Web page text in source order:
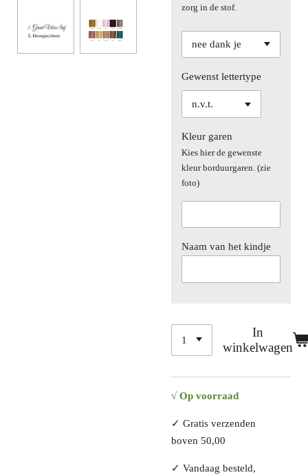
zorg in de stof.
Gewenst lettertype
Kleur garen
Kies hier de gewenste
kleur borduurgaren. (zie
foto)
Naam van het kindje
In
winkelwagen
√ Op voorraad
✓ Gratis verzenden
boven 50,00
✓ Vandaag besteld,